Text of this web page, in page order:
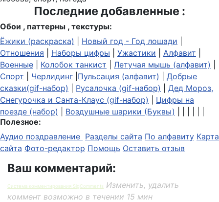
Последние добавленные :
Обои , паттерны , текстуры:
Ёжики (раскраска)
Новый год - Год лошади
Отношения
Наборы цифры Ужастики Алфавит
Военные
Колобок танкист Летучая мышь (алфавит)
Спорт
Черлидинг Пульсация (алфавит)
Добрые
сказки(gif-набор)
Русалочка (gif-набор)
Дед Мороз,
Снегурочка и Санта-Клаус (gif-набор)
Цифры на
поезде (набор)
Воздушные шарики (Буквы)
Полезное:
Аудио поздравление Разделы сайта По алфавиту Карта
сайта Фото-редактор Помощь Оставить отзыв
Ваш комментарий:
Система комментирования SigComments
Изменить, удалить
коммент возможно в течении 15 мин